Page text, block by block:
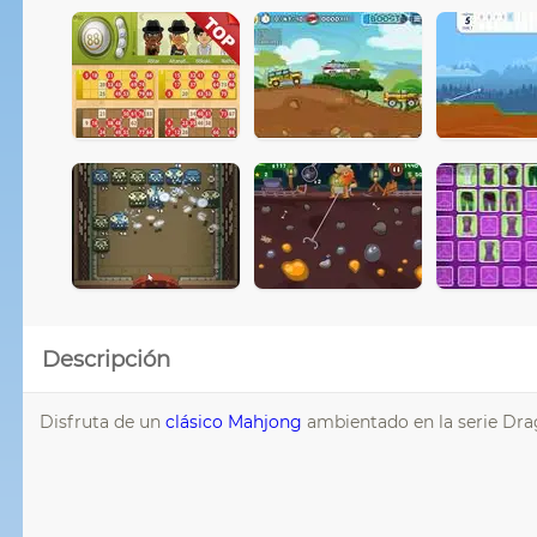
Descripción
Disfruta de un clásico Mahjong ambientado en la serie